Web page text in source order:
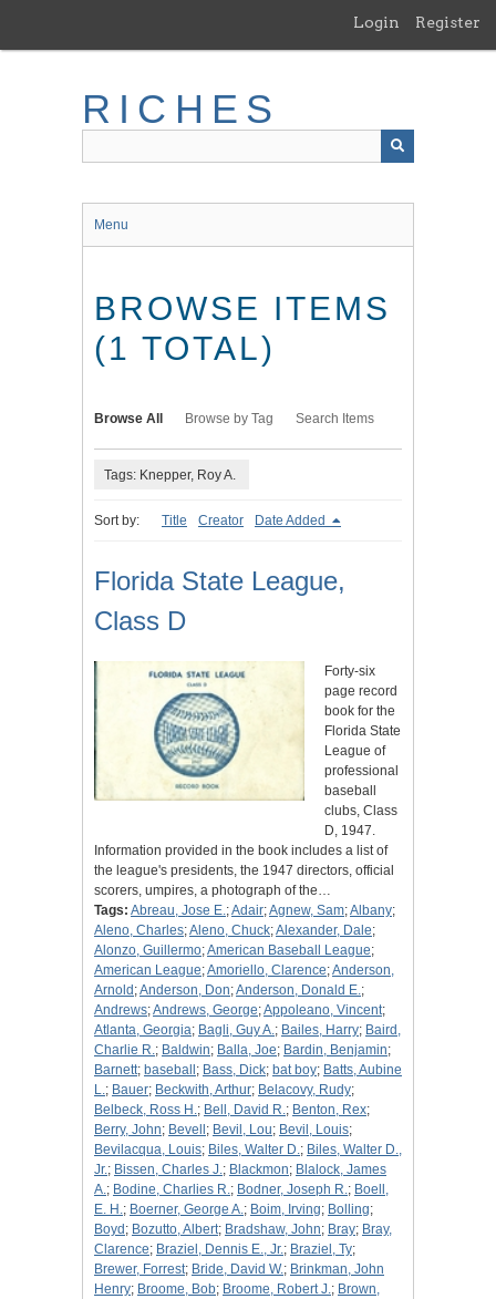
main
Login Register
RICHES
Menu
BROWSE ITEMS
(1 TOTAL)
Browse All Browse by Tag Search Items
Tags: Knepper, Roy A.
Sort by: Title Creator Date Added
Florida State League,
Class D
Forty-six
page record
book for the
Florida State
League of
professional
baseball
clubs, Class
D, 1947.
Information provided in the book includes a list of
the league's presidents, the 1947 directors, official
scorers, umpires, a photograph of the…
Tags: Abreau, Jose E.;Adair;Agnew, Sam;Albany;
Aleno, Charles;Aleno, Chuck;Alexander, Dale;
Alonzo, Guillermo;American Baseball League;
American League;Amoriello, Clarence;Anderson,
Arnold ;Anderson, Don;Anderson, Donald E.;
Andrews;Andrews, George;Appoleano, Vincent;
Atlanta, Georgia; Bagli, Guy A.; Bailes, Harry; Baird,
Charlie R.; Baldwin; Balla, Joe; Bardin, Benjamin;
Barnett; baseball ; Bass, Dick; bat boy; Batts, Aubine
L.; Bauer; Beckwith, Arthur; Belacovy, Rudy;
Belbeck, Ross H.; Bell, David R.; Benton, Rex;
Berry, John; Bevell ; Bevil, Lou; Bevil, Louis;
Bevilacqua, Louis; Biles, Walter D.; Biles, Walter D.,
Jr.; Bissen, Charles J.; Blackmon; Blalock, James
A.; Bodine, Charlies R.; Bodner, Joseph R.; Boell,
E. H.; Boerner, George A.; Boim, Irving; Bolling;
Boyd ; Bozutto, Albert; Bradshaw, John; Bray; Bray,
Clarence; Braziel, Dennis E., Jr.; Braziel, Ty;
Brewer, Forrest; Bride, David W.; Brinkman, John
Henry; Broome, Bob; Broome, Robert J.; Brown,